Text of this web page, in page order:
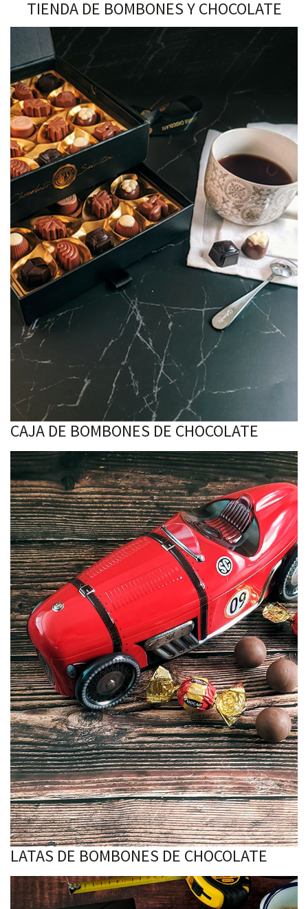
TIENDA DE BOMBONES Y CHOCOLATE
CAJA DE BOMBONES DE CHOCOLATE
LATAS DE BOMBONES DE CHOCOLATE